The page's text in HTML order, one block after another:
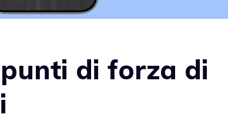
di forza di